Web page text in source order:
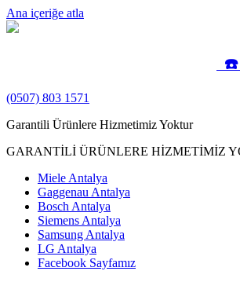
Ana içeriğe atla
☎️
(0507) 803 1571
Garantili Ürünlere Hizmetimiz Yoktur
GARANTİLİ ÜRÜNLERE HİZMETİMİZ
Miele Antalya
Gaggenau Antalya
Bosch Antalya
Siemens Antalya
Samsung Antalya
LG Antalya
Facebook Sayfamız